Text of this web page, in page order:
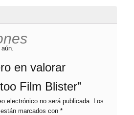
en valorar
Film Blister”
electrónico no será publicada. Los
marcados con *